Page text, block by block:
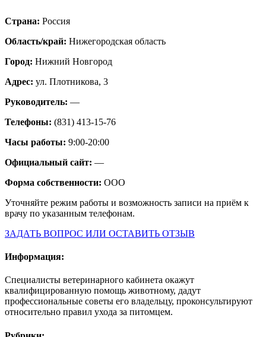
Страна: Россия
Область/край: Нижегородская область
Город: Нижний Новгород
Адрес: ул. Плотникова, 3
Руководитель: —
Телефоны: (831) 413-15-76
Часы работы: 9:00-20:00
Официальный сайт: —
Форма собственности: ООО
Уточняйте режим работы и возможность записи на приём к
врачу по указанным телефонам.
ЗАДАТЬ ВОПРОС ИЛИ ОСТАВИТЬ ОТЗЫВ
Информация:
Специалисты ветеринарного кабинета окажут
квалифицированную помощь животному, дадут
профессиональные советы его владельцу, проконсультируют
относительно правил ухода за питомцем.